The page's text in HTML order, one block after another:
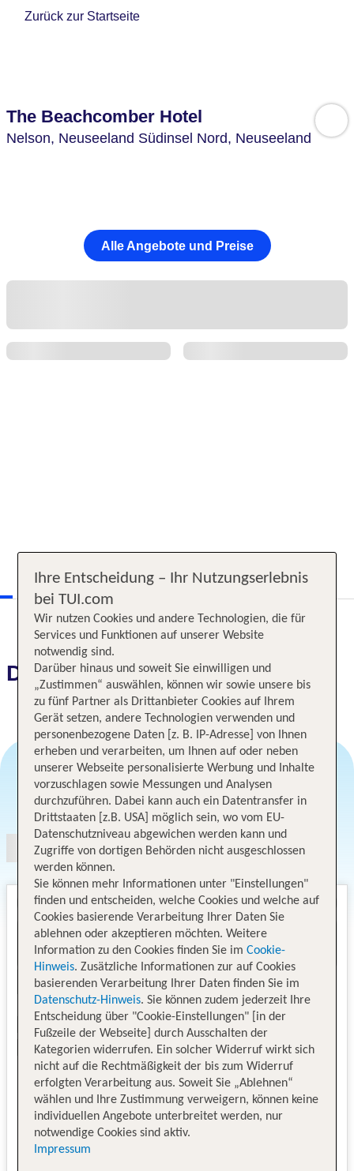
Zurück zur Startseite
The Beachcomber Hotel
Nelson, Neuseeland Südinsel Nord, Neuseeland
Alle Angebote und Preise
Das erwartet Sie
Angebotsauswahl
Ihre Entscheidung – Ihr Nutzungserlebnis
bei TUI.com
Wir nutzen Cookies und andere Technologien, die für
Services und Funktionen auf unserer Website
notwendig sind.
Darüber hinaus und soweit Sie einwilligen und
„Zustimmen“ auswählen, können wir sowie unsere bis
zu fünf Partner als Drittanbieter Cookies auf Ihrem
Gerät setzen, andere Technologien verwenden und
personenbezogene Daten [z. B. IP-Adresse] von Ihnen
erheben und verarbeiten, um Ihnen auf oder neben
unserer Webseite personalisierte Werbung und Inhalte
vorzuschlagen sowie Messungen und Analysen
durchzuführen. Dabei kann auch ein Datentransfer in
Drittstaaten [z.B. USA] möglich sein, wo vom EU-
Datenschutzniveau abgewichen werden kann und
Zugriffe von dortigen Behörden nicht ausgeschlossen
werden können.
Sie können mehr Informationen unter "Einstellungen"
finden und entscheiden, welche Cookies und welche auf
Cookies basierende Verarbeitung Ihrer Daten Sie
ablehnen oder akzeptieren möchten. Weitere
Information zu den Cookies finden Sie im Cookie-
Hinweis. Zusätzliche Informationen zur auf Cookies
basierenden Verarbeitung Ihrer Daten finden Sie im
Datenschutz-Hinweis. Sie können zudem jederzeit Ihre
Entscheidung über "Cookie-Einstellungen" [in der
Fußzeile der Webseite] durch Ausschalten der
Kategorien widerrufen. Ein solcher Widerruf wirkt sich
nicht auf die Rechtmäßigkeit der bis zum Widerruf
erfolgten Verarbeitung aus. Soweit Sie „Ablehnen“
wählen und Ihre Zustimmung verweigern, können keine
individuellen Angebote unterbreitet werden, nur
notwendige Cookies sind aktiv.
Impressum